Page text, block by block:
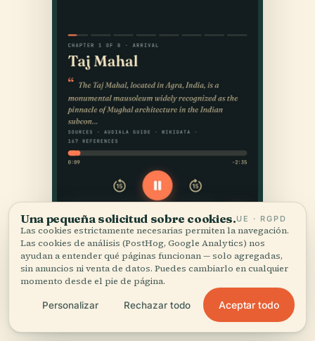
Una pequeña solicitud sobre cookies.UE · RGPD
Las cookies estrictamente necesarias permiten la navegación.
Las cookies de análisis (PostHog, Google Analytics) nos
ayudan a entender qué páginas funcionan — solo agregadas,
sin anuncios ni venta de datos. Puedes cambiarlo en cualquier
momento desde el pie de página.
Personalizar Rechazar todo Aceptar todo